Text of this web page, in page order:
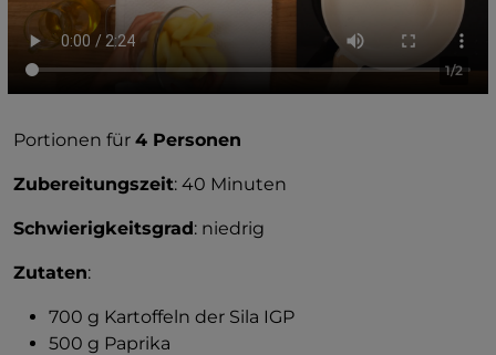
1/2
Portionen für 4 Personen
Zubereitungszeit: 40 Minuten
Schwierigkeitsgrad: niedrig
Zutaten:
700 g Kartoffeln der Sila IGP
500 g Paprika